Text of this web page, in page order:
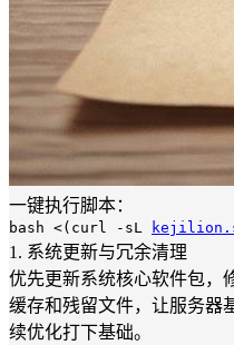
一键执行脚本：
bash <(curl -sL
1. 系统更新与冗余清理
优先更新系统核心软件包，
缓存和残留文件，让服务器
续优化打下基础。